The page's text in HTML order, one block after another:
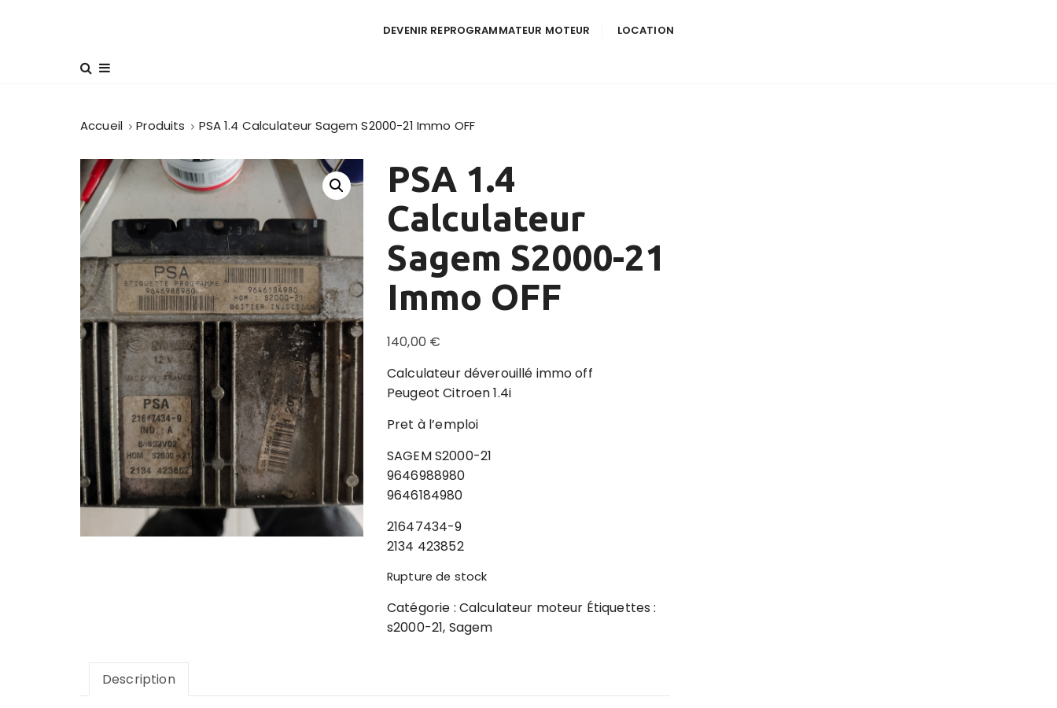
DEVENIR REPROGRAMMATEUR MOTEUR LOCATION
Accueil Produits PSA 1.4 Calculateur Sagem S2000-21 Immo OFF
PSA 1.4
Calculateur
Sagem S2000-21
Immo OFF
140,00 €
Calculateur déverouillé immo off
Peugeot Citroen 1.4i
Pret à l’emploi
SAGEM S2000-21
9646988980
9646184980
21647434-9
2134 423852
Rupture de stock
Catégorie : Calculateur moteur Étiquettes :
s2000-21, Sagem
Description